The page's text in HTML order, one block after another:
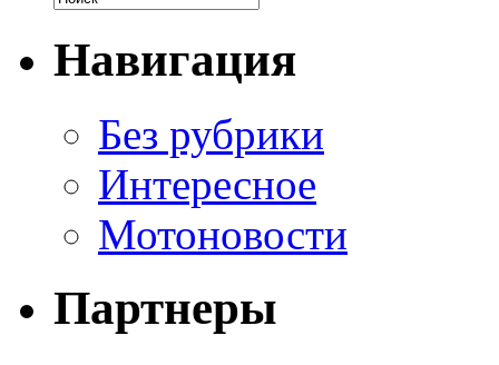
Навигация
Без рубрики
Интересное
Мотоновости
Партнеры